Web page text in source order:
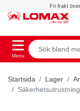
Fri frakt
Menu
Startsida Lager
Säkerhetsutrustning